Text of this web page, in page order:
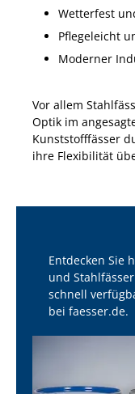
Wetterfest
Pflegeleicht
Moderner
Vor allem
Optik im
Kunststofffässer
ihre Flexibilität
Entdecken Sie
und
schnell
bei faesser.de.